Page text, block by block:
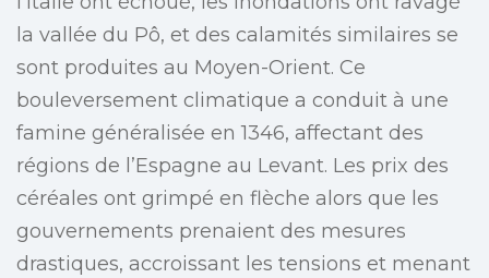
la vallée du Pô, et des calamités similaires se
sont produites au Moyen-Orient. Ce
bouleversement climatique a conduit à une
famine généralisée en 1346, affectant des
régions de l’Espagne au Levant. Les prix des
céréales ont grimpé en flèche alors que les
gouvernements prenaient des mesures
drastiques, accroissant les tensions et menant